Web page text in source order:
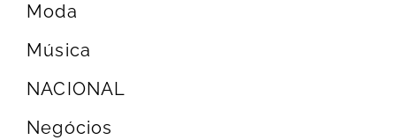
Moda
Música
NACIONAL
Negócios